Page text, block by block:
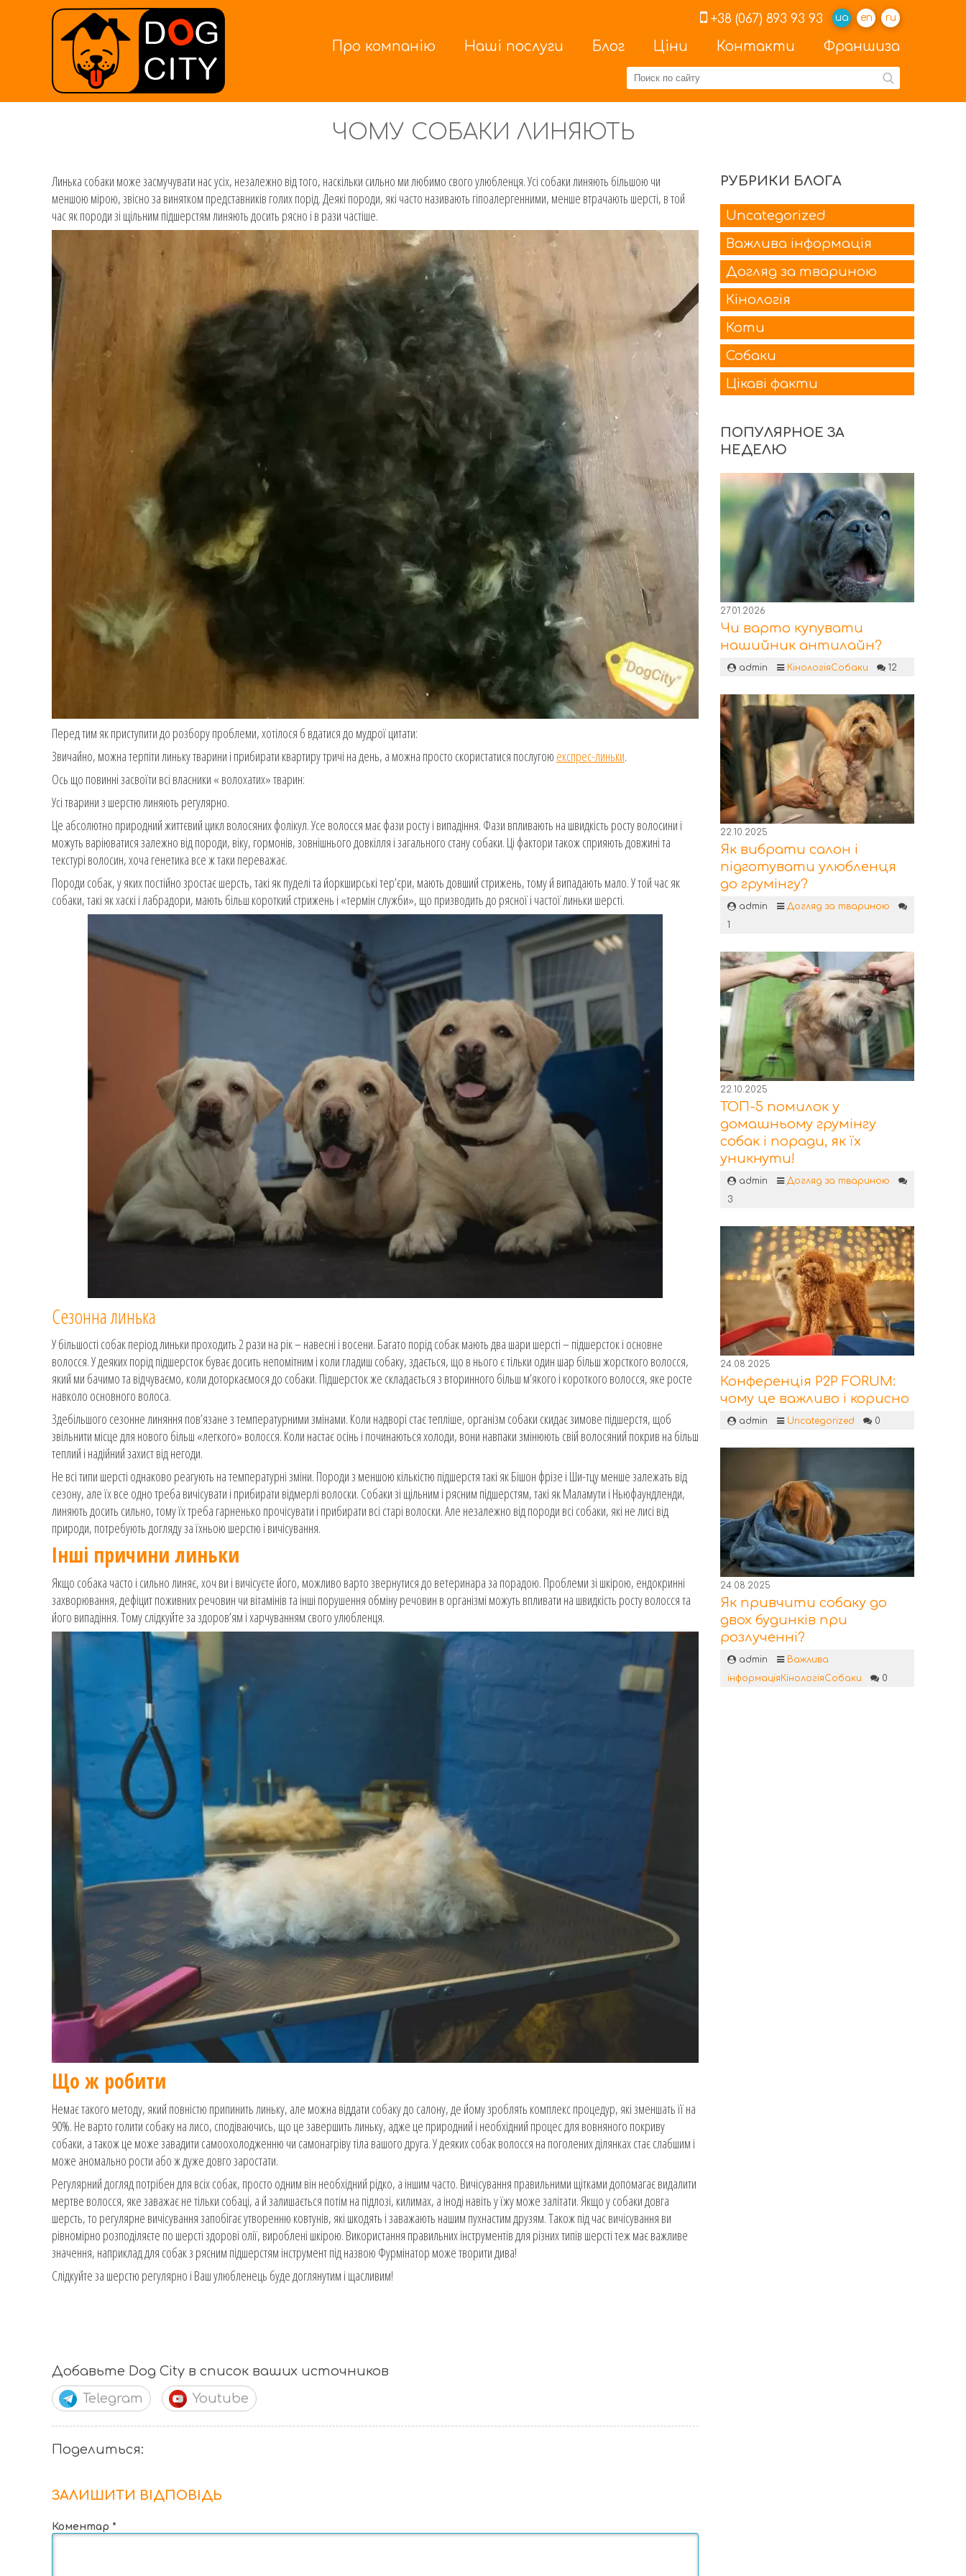
+38 (067) 893 93 93 ua en ru
Про компанію Наші послуги Блог Ціни Контакти Франшиза
ЧОМУ СОБАКИ ЛИНЯЮТЬ
Линька собаки може засмучувати нас усіх, незалежно від того, наскільки сильно ми любимо свого улюбленця. Усі собаки линяють більшою чи
меншою мірою, звісно за винятком представників голих порід. Деякі породи, які часто називають гіпоалергенними, менше втрачають шерсті, в той
час як породи зі щільним підшерстям линяють досить рясно і в рази частіше.
Перед тим як приступити до розбору проблеми, хотілося б вдатися до мудрої цитати:
Звичайно, можна терпіти линьку тварини і прибирати квартиру тричі на день, а можна просто скористатися послугою експрес-линьки.
Ось що повинні засвоїти всі власники « волохатих» тварин:
Усі тварини з шерстю линяють регулярно.
Це абсолютно природний життєвий цикл волосяних фолікул. Усе волосся має фази росту і випадіння. Фази впливають на швидкість росту волосини і
можуть варіюватися залежно від породи, віку, гормонів, зовнішнього довкілля і загального стану собаки. Ці фактори також сприяють довжині та
текстурі волосин, хоча генетика все ж таки переважає.
Породи собак, у яких постійно зростає шерсть, такі як пуделі та йоркширські тер’єри, мають довший стрижень, тому й випадають мало. У той час як
собаки, такі як хаскі і лабрадори, мають більш короткий стрижень і «термін служби», що призводить до рясної і частої линьки шерсті.
Сезонна линька
У більшості собак період линьки проходить 2 рази на рік – навесні і восени. Багато порід собак мають два шари шерсті – підшерсток і основне
волосся. У деяких порід підшерсток буває досить непомітним і коли гладиш собаку, здається, що в нього є тільки один шар більш жорсткого волосся,
який ми бачимо та відчуваємо, коли доторкаємося до собаки. Підшерсток же складається з вторинного більш м’якого і короткого волосся, яке росте
навколо основного волоса.
Здебільшого сезонне линяння пов’язане з температурними змінами. Коли надворі стає тепліше, організм собаки скидає зимове підшерстя, щоб
звільнити місце для нового більш «легкого» волосся. Коли настає осінь і починаються холоди, вони навпаки змінюють свій волосяний покрив на більш
теплий і надійний захист від негоди.
Не всі типи шерсті однаково реагують на температурні зміни. Породи з меншою кількістю підшерстя такі як Бішон фрізе і Ши-тцу менше залежать від
сезону, але їх все одно треба вичісувати і прибирати відмерлі волоски. Собаки зі щільним і рясним підшерстям, такі як Маламути і Ньюфаундленди,
линяють досить сильно, тому їх треба гарненько прочісувати і прибирати всі старі волоски. Але незалежно від породи всі собаки, які не лисі від
природи, потребують догляду за їхньою шерстю і вичісування.
Інші причини линьки
Якщо собака часто і сильно линяє, хоч ви і вичісуєте його, можливо варто звернутися до ветеринара за порадою. Проблеми зі шкірою, ендокринні
захворювання, дефіцит поживних речовин чи вітамінів та інші порушення обміну речовин в організмі можуть впливати на швидкість росту волосся та
його випадіння. Тому слідкуйте за здоров’ям і харчуванням свого улюбленця.
Що ж робити
Немає такого методу, який повністю припинить линьку, але можна віддати собаку до салону, де йому зроблять комплекс процедур, які зменшать її на
90%. Не варто голити собаку на лисо, сподіваючись, що це завершить линьку, адже це природний і необхідний процес для вовняного покриву
собаки, а також це може завадити самоохолодженню чи самонагріву тіла вашого друга. У деяких собак волосся на поголених ділянках стає слабшим і
може аномально рости або ж дуже довго заростати.
Регулярний догляд потрібен для всіх собак, просто одним він необхідний рідко, а іншим часто. Вичісування правильними щітками допомагає видалити
мертве волосся, яке заважає не тільки собаці, а й залишається потім на підлозі, килимах, а іноді навіть у їжу може залітати. Якщо у собаки довга
шерсть, то регулярне вичісування запобігає утворенню ковтунів, які шкодять і заважають нашим пухнастим друзям. Також під час вичісування ви
рівномірно розподіляєте по шерсті здорові олії, вироблені шкірою. Використання правильних інструментів для різних типів шерсті теж має важливе
значення, наприклад для собак з рясним підшерстям інструмент під назвою Фурмінатор може творити дива!
Слідкуйте за шерстю регулярно і Ваш улюбленець буде доглянутим і щасливим!
Добавьте Dog City в список ваших источников
Telegram
Youtube
Поделиться:
ЗАЛИШИТИ ВІДПОВІДЬ
Коментар *
РУБРИКИ БЛОГА
Uncategorized
Важлива інформація
Догляд за твариною
Кінологія
Коти
Собаки
Цікаві факти
ПОПУЛЯРНОЕ ЗА
НЕДЕЛЮ
27.01.2026
Чи варто купувати
нашийник антилайн?
admin КінологіяСобаки 12
22.10.2025
Як вибрати салон і
підготувати улюбленця
до грумінгу?
admin
Догляд за твариною
1
22.10.2025
ТОП-5 помилок у
домашньому грумінгу
собак і поради, як їх
уникнути!
admin
Догляд за твариною
3
24.08.2025
Конференція P2P FORUM:
чому це важливо і корисно
admin Uncategorized 0
24.08.2025
Як привчити собаку до
двох будинків при
розлученні?
admin
Важлива
інформаціяКінологіяСобаки 0